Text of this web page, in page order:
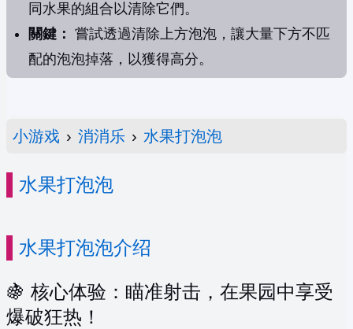
同水果的組合以清除它們。
關鍵： 嘗試透過清除上方泡泡，讓大量下方不匹
配的泡泡掉落，以獲得高分。
小游戏 › 消消乐 › 水果打泡泡
水果打泡泡
水果打泡泡介绍
🍇 核心体验：瞄准射击，在果园中享受
爆破狂热！